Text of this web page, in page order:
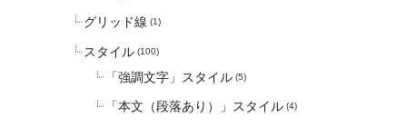
グリッド線 (1)
スタイル (100)
「強調文字」スタイル (5)
「本文（段落あり）」スタイル (4)